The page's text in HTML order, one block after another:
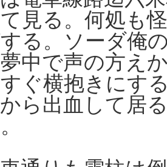
見る。何処も
る。ソーダ俺
中で声の方え
ぐ横抱きにす
ら出血して居